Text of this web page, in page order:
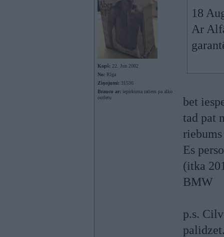
Kopš: 22. Jun 2002
No: Rīga
Ziņojumi: 31536
Braucu ar: iepirkuma ratiem pa alko
outletu
18
Ar
bet
tad pat
Es
(itka
BMW
p.s.